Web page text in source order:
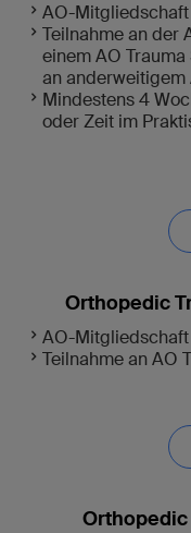
AO-Mitgliedschaft
Teilnahme an der
einem AO
an anderweitigem
Mindestens 4
oder Zeit im
Orthopedic
AO-Mitgliedschaft
Teilnahme an AO
Orthopedic